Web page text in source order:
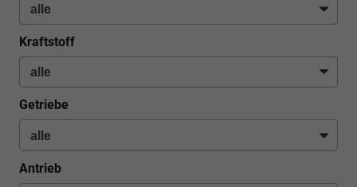
Kraftstoff
Getriebe
Antrieb